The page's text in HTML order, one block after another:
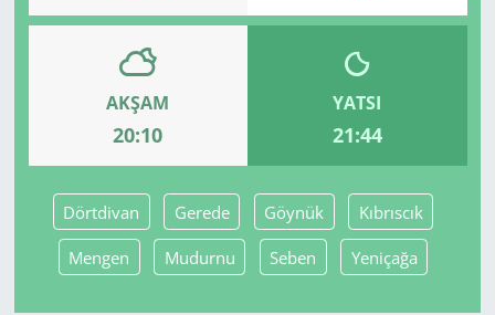
AKŞAM
20:10
YATSI
21:44
Dörtdivan Gerede Göynük Kıbrıscık
Mengen Mudurnu Seben Yeniçağa
SPOR